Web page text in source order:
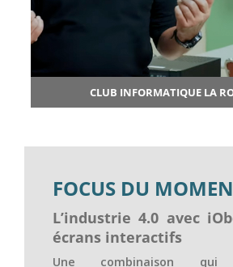
CLUB INFORMATIQUE LA
FOCUS DU
L’industrie 4.0 avec
écrans interactifs
Une combinaison